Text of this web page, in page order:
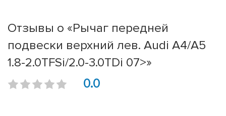
Отзывы о «Рычаг передней
подвески верхний лев. Audi A4/A5
1.8-2.0TFSi/2.0-3.0TDi 07>»
0.0